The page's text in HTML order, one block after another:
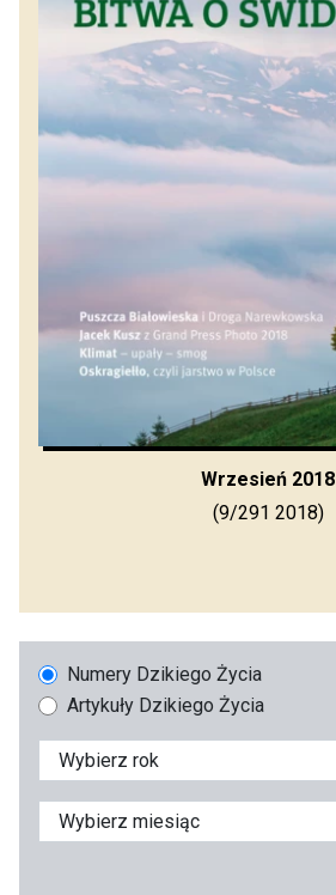
Wrzesień 2018
(9/291 2018)
Numery Dzikiego Życia
Artykuły Dzikiego Życia